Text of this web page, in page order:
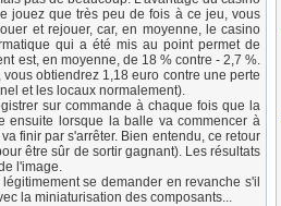
jouez que très peu de fois à ce jeu, vous
et rejouer, car, en moyenne, le casino
qui a été mis au point permet de
est, en moyenne, de 18 % contre - 2,7 %.
obtiendrez 1,18 euro contre une perte
et les locaux normalement).
sur commande à chaque fois que la
ensuite lorsque la balle va commencer à
finir par s'arrêter. Bien entendu, ce retour
être sûr de sortir gagnant). Les résultats
l'image.
se demander en revanche s'il
la miniaturisation des composants...